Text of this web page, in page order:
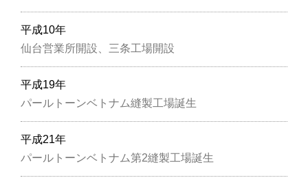
平成10年
仙台営業所開設、三条工場開設
平成19年
パールトーンベトナム縫製工場誕生
平成21年
パールトーンベトナム第2縫製工場誕生